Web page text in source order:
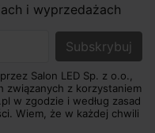
i wyprzedażach
Salon LED Sp. z o.o.,
związanych z korzystaniem
w zgodzie i według zasad
Wiem, że w każdej chwili